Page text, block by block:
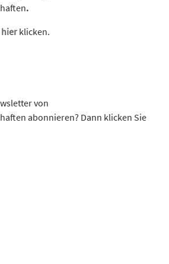
.
hier klicken.
von
abonnieren? Dann klicken Sie